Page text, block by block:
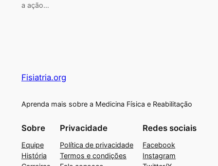
a ação…
Fisiatria.org
Aprenda mais sobre a Medicina Física e Reabilitação
Sobre
Equipe
História
Privacidade
Política de privacidade
Termos e condições
Redes sociais
Facebook
Instagram